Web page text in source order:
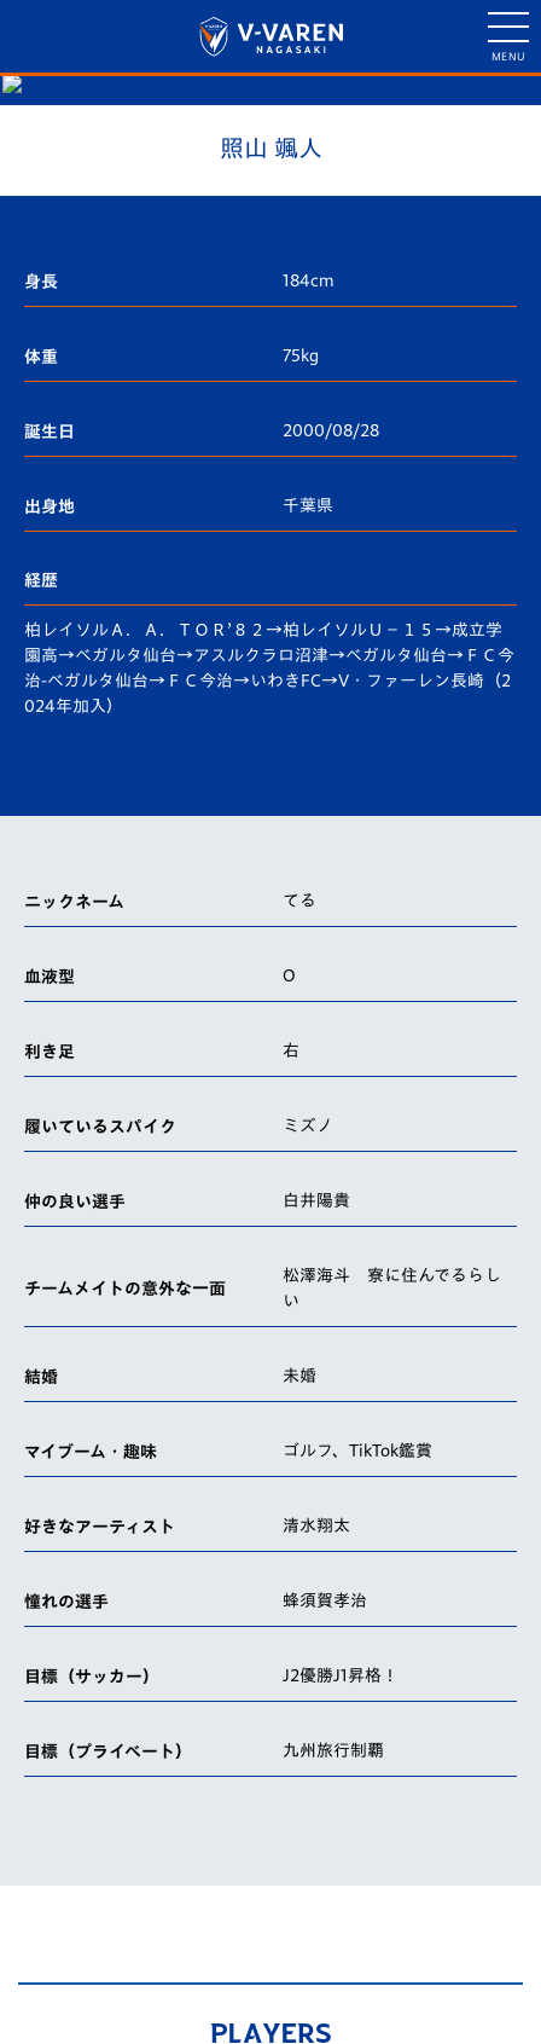
照山 颯人
身長 184cm
体重 75kg
誕生日 2000/08/28
出身地 千葉県
経歴
柏レイソルＡ．Ａ．ＴＯＲ’８２→柏レイソルＵ－１５→成立学
園高→ベガルタ仙台→アスルクラロ沼津→ベガルタ仙台→ＦＣ今
治-ベガルタ仙台→ＦＣ今治→いわきFC→V・ファーレン長崎（2
024年加入）
ニックネーム てる
血液型 O
利き足 右
履いているスパイク ミズノ
仲の良い選手 白井陽貴
チームメイトの意外な一面
松澤海斗 寮に住んでるらし
い
結婚 未婚
マイブーム・趣味 ゴルフ、TikTok鑑賞
好きなアーティスト 清水翔太
憧れの選手 蜂須賀孝治
目標（サッカー） J2優勝J1昇格！
目標（プライベート） 九州旅行制覇
PLAYERS